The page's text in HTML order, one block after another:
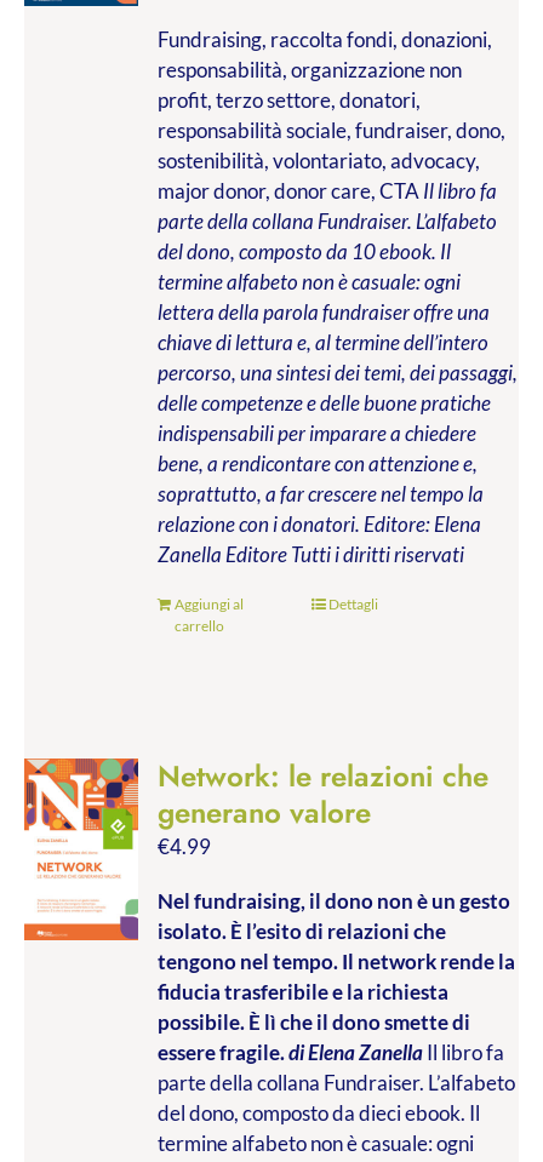
Fundraising, raccolta fondi, donazioni,
responsabilità, organizzazione non
profit, terzo settore, donatori,
responsabilità sociale, fundraiser, dono,
sostenibilità, volontariato, advocacy,
major donor, donor care, CTA Il libro fa
parte della collana Fundraiser. L’alfabeto
del dono, composto da 10 ebook. Il
termine alfabeto non è casuale: ogni
lettera della parola fundraiser offre una
chiave di lettura e, al termine dell’intero
percorso, una sintesi dei temi, dei passaggi,
delle competenze e delle buone pratiche
indispensabili per imparare a chiedere
bene, a rendicontare con attenzione e,
soprattutto, a far crescere nel tempo la
relazione con i donatori. Editore: Elena
Zanella EditoreTutti i diritti riservati
Aggiungi al
carrello
Dettagli
Network: le relazioni che
generano valore
€4.99
Nel fundraising, il dono non è un gesto
isolato. È l’esito di relazioni che
tengono nel tempo. Il network rende la
fiducia trasferibile e la richiesta
possibile. È lì che il dono smette di
essere fragile.di Elena ZanellaIl libro fa
parte della collana Fundraiser. L’alfabeto
del dono, composto da dieci ebook. Il
termine alfabeto non è casuale: ogni